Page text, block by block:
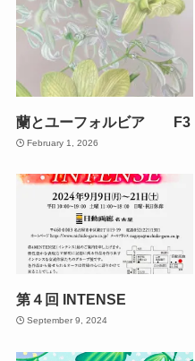
蘭とユーフォルビア F3
February 1, 2026
第４回 INTENSE
September 9, 2024